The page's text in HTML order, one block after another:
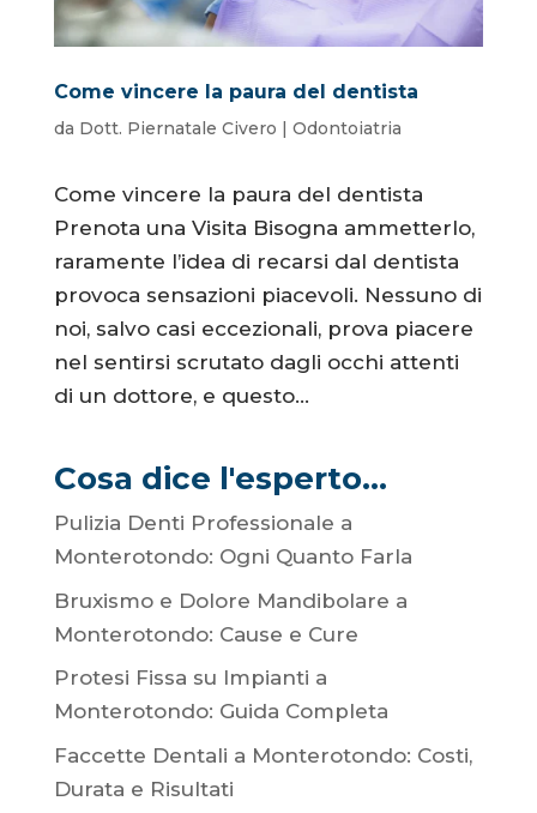
Come vincere la paura del dentista
da Dott. Piernatale Civero Odontoiatria
Come vincere la paura del dentista
Prenota una Visita Bisogna ammetterlo,
raramente l’idea di recarsi dal dentista
provoca sensazioni piacevoli. Nessuno di
noi, salvo casi eccezionali, prova piacere
nel sentirsi scrutato dagli occhi attenti
di un dottore, e questo...
Cosa dice l'esperto...
Pulizia Denti Professionale a
Monterotondo: Ogni Quanto Farla
Bruxismo e Dolore Mandibolare a
Monterotondo: Cause e Cure
Protesi Fissa su Impianti a
Monterotondo: Guida Completa
Faccette Dentali a Monterotondo: Costi,
Durata e Risultati